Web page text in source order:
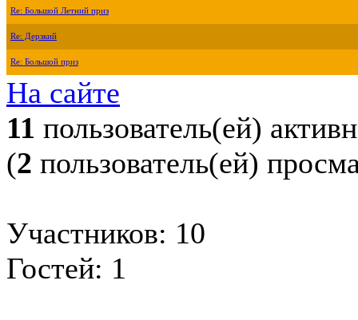
Re: Большой Летний приз
Re: Дерзкий
Re: Большой приз
На сайте
11 пользователь(ей)
(2 пользователь(ей)
Участников: 10
Гостей: 1